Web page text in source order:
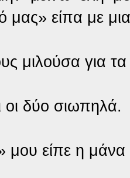
μας» είπα με
μιλούσα για
οι δύο σιωπηλά.
μου είπε η